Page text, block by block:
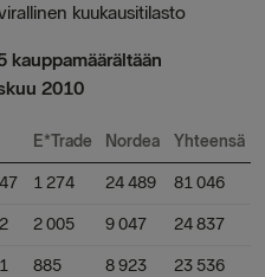
kuukausitilasto
kauppamäärältään
2010
E*Trade Nordea Yhteensä
1 274 24 489 81 046
2 005 9 047 24 837
885 8 923 23 536